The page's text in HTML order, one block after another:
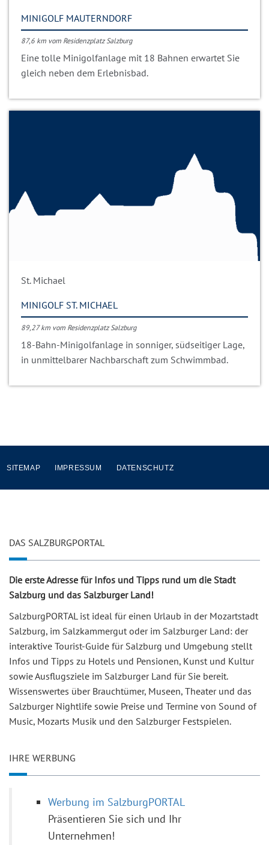
MINIGOLF MAUTERNDORF
87,6 km vom Residenzplatz Salzburg
Eine tolle Minigolfanlage mit 18 Bahnen erwartet Sie
gleich neben dem Erlebnisbad.
St. Michael
MINIGOLF ST. MICHAEL
89,27 km vom Residenzplatz Salzburg
18-Bahn-Minigolfanlage in sonniger, südseitiger Lage,
in unmittelbarer Nachbarschaft zum Schwimmbad.
SITEMAP IMPRESSUM DATENSCHUTZ
DAS SALZBURGPORTAL
Die erste Adresse für Infos und Tipps rund um die Stadt
Salzburg und das Salzburger Land!
SalzburgPORTAL ist ideal für einen Urlaub in der Mozartstadt
Salzburg, im Salzkammergut oder im Salzburger Land: der
interaktive Tourist-Guide für Salzburg und Umgebung stellt
Infos und Tipps zu Hotels und Pensionen, Kunst und Kultur
sowie Ausflugsziele im Salzburger Land für Sie bereit.
Wissenswertes über Brauchtümer, Museen, Theater und das
Salzburger Nightlife sowie Preise und Termine von Sound of
Music, Mozarts Musik und den Salzburger Festspielen.
IHRE WERBUNG
Werbung im SalzburgPORTAL
Präsentieren Sie sich und Ihr
Unternehmen!